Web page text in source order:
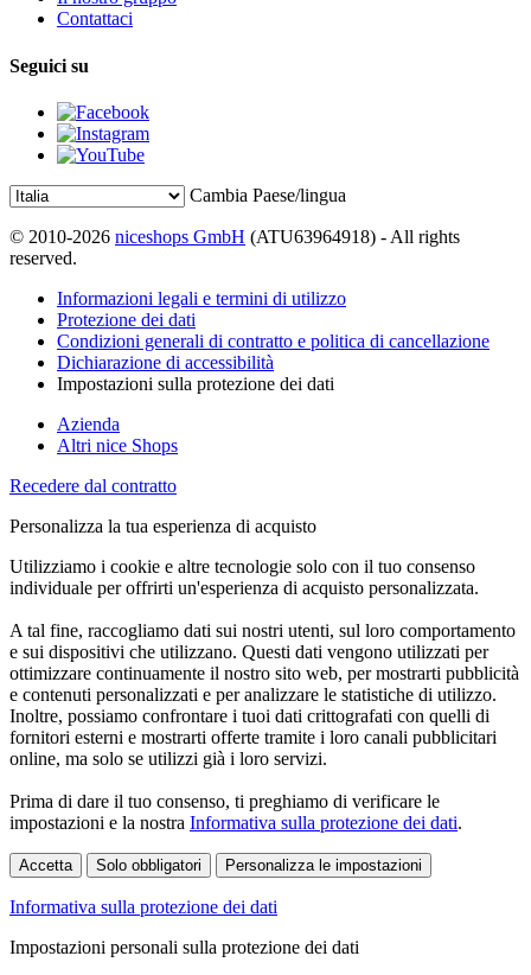
Contattaci
Seguici su
Cambia Paese/lingua
© 2010-2026 niceshops GmbH (ATU63964918) - All rights
reserved.
Informazioni legali e termini di utilizzo
Protezione dei dati
Condizioni generali di contratto e politica di cancellazione
Dichiarazione di accessibilità
Impostazioni sulla protezione dei dati
Azienda
Altri nice Shops
Recedere dal contratto
Personalizza la tua esperienza di acquisto
Utilizziamo i cookie e altre tecnologie solo con il tuo consenso
individuale per offrirti un'esperienza di acquisto personalizzata.
A tal fine, raccogliamo dati sui nostri utenti, sul loro comportamento
e sui dispositivi che utilizzano. Questi dati vengono utilizzati per
ottimizzare continuamente il nostro sito web, per mostrarti pubblicità
e contenuti personalizzati e per analizzare le statistiche di utilizzo.
Inoltre, possiamo confrontare i tuoi dati crittografati con quelli di
fornitori esterni e mostrarti offerte tramite i loro canali pubblicitari
online, ma solo se utilizzi già i loro servizi.
Prima di dare il tuo consenso, ti preghiamo di verificare le
impostazioni e la nostra Informativa sulla protezione dei dati.
Accetta Solo obbligatori Personalizza le impostazioni
Informativa sulla protezione dei dati
Impostazioni personali sulla protezione dei dati